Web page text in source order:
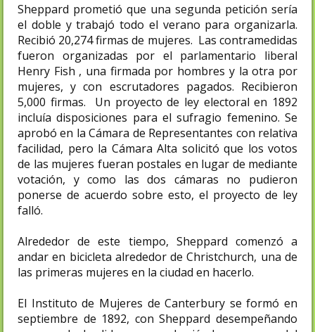
Sheppard prometió que una segunda petición sería
el doble y trabajó todo el verano para organizarla.
Recibió 20,274 firmas de mujeres. Las contramedidas
fueron organizadas por el parlamentario liberal
Henry Fish , una firmada por hombres y la otra por
mujeres, y con escrutadores pagados. Recibieron
5,000 firmas. Un proyecto de ley electoral en 1892
incluía disposiciones para el sufragio femenino. Se
aprobó en la Cámara de Representantes con relativa
facilidad, pero la Cámara Alta solicitó que los votos
de las mujeres fueran postales en lugar de mediante
votación, y como las dos cámaras no pudieron
ponerse de acuerdo sobre esto, el proyecto de ley
falló.
Alrededor de este tiempo, Sheppard comenzó a
andar en bicicleta alrededor de Christchurch, una de
las primeras mujeres en la ciudad en hacerlo.
El Instituto de Mujeres de Canterbury se formó en
septiembre de 1892, con Sheppard desempeñando